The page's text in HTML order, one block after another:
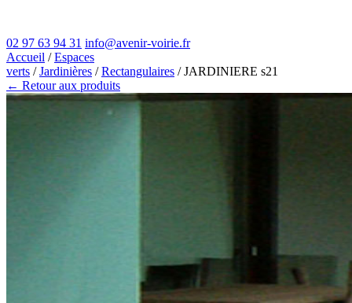
02 97 63 94 31 info@avenir-voirie.fr
Accueil /Espaces
verts /Jardinières /Rectangulaires / JARDINIERE s21
← Retour aux produits